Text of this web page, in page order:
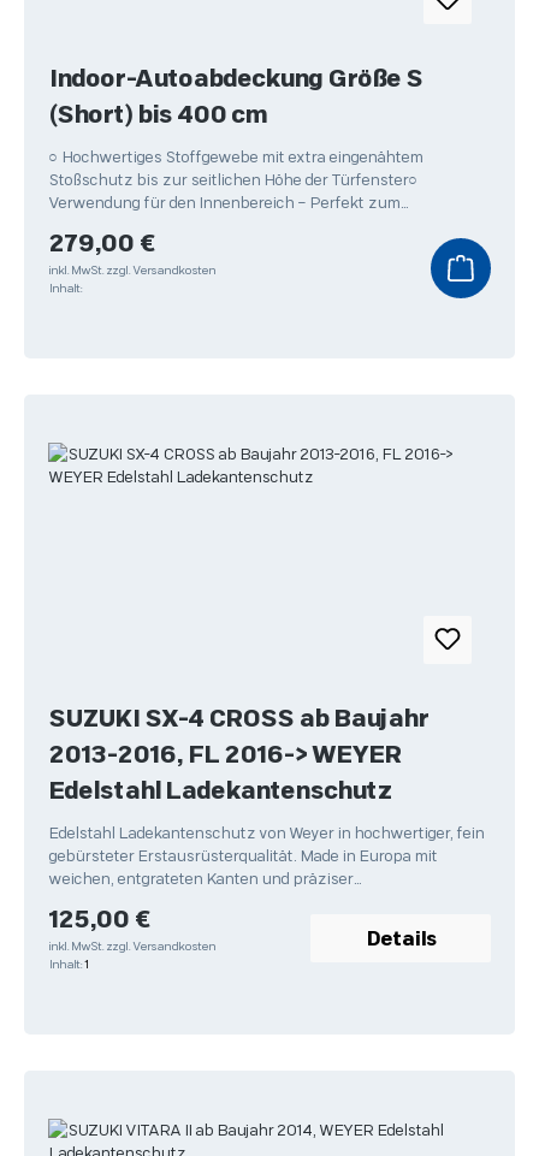
Indoor-Autoabdeckung Größe S
(Short) bis 400 cm
○ Hochwertiges Stoffgewebe mit extra eingenähtem
Stoßschutz bis zur seitlichen Höhe der Türfenster○
Verwendung für den Innenbereich – Perfekt zum
Regulärer Preis:
279,00 €
inkl. MwSt. zzgl. Versandkosten
Inhalt:
SUZUKI SX-4 CROSS ab Baujahr
2013-2016, FL 2016-> WEYER
Edelstahl Ladekantenschutz
Edelstahl Ladekantenschutz von Weyer in hochwertiger, fein
gebürsteter Erstausrüsterqualität. Made in Europa mit
weichen, entgrateten Kanten und präziser
Regulärer Preis:
125,00 €
inkl. MwSt. zzgl. Versandkosten
Inhalt: 1
Details